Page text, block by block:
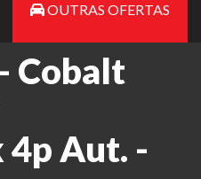
OUTRAS OFERTAS
Cobalt
4p Aut. -